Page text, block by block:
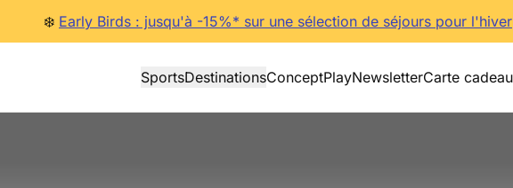
❄️ Early Birds : jusqu'à -15%* sur une sélection de séjours pour l'hiver
SportsDestinationsConceptPlayNewsletterCarte cadeau